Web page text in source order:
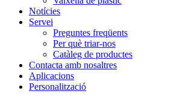
Notícies
Servei
Preguntes freqüents
Per què triar-nos
Catàleg de productes
Contacta amb nosaltres
Aplicacions
Personalització